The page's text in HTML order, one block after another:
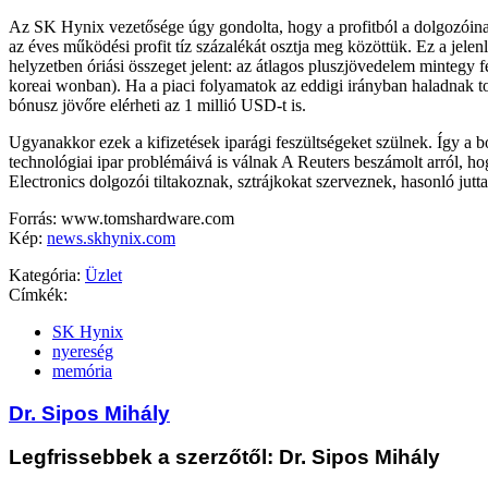
Az SK Hynix vezetősége úgy gondolta, hogy a profitból a
az éves működési profit tíz százalékát osztja meg közöttük. Ez a
helyzetben óriási összeget jelent: az átlagos pluszjövedelem mintegy
koreai wonban). Ha a piaci folyamatok az eddigi irányban haladnak
bónusz jövőre elérheti az 1 millió USD-t is.
Ugyanakkor ezek a kifizetések iparági feszültségeket szülnek. Így a
technológiai ipar problémáivá is válnak A Reuters beszámolt arról,
Electronics dolgozói tiltakoznak, sztrájkokat szerveznek, hasonló
Forrás: www.tomshardware.com
Kép: news.skhynix.com
Kategória: Üzlet
Címkék:
SK Hynix
nyereség
memória
Dr. Sipos Mihály
Legfrissebbek a szerzőtől: Dr. Sipos Mihály